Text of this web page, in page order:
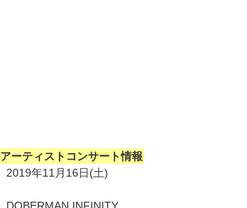
アーティストコンサート情報
2019年11月16日(土)
DOBERMAN INFINITY